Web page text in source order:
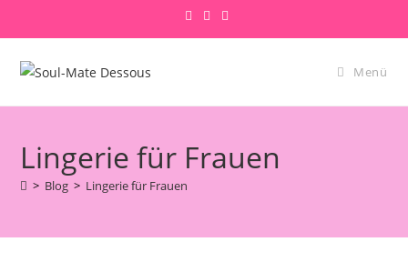
Menü
Lingerie für Frauen
> Blog > Lingerie für Frauen